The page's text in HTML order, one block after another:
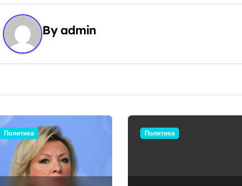
Byadmin
Политика Политика